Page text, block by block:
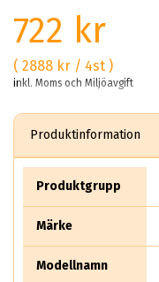
722 kr
( 2888 kr / 4st )
inkl. Moms och Miljöavgift
Produktinformation
Produktgrupp
Märke
Modellnamn